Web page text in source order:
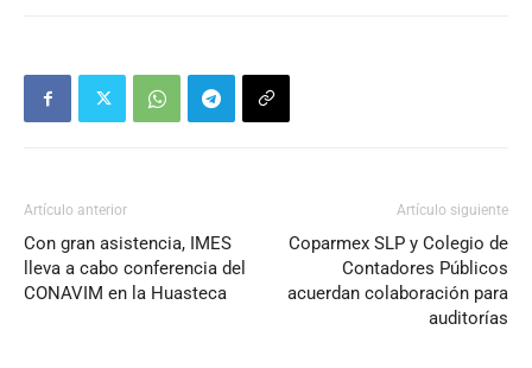
Artículo anterior
Con gran asistencia, IMES
lleva a cabo conferencia del
CONAVIM en la Huasteca
Artículo siguiente
Coparmex SLP y Colegio de
Contadores Públicos
acuerdan colaboración para
auditorías